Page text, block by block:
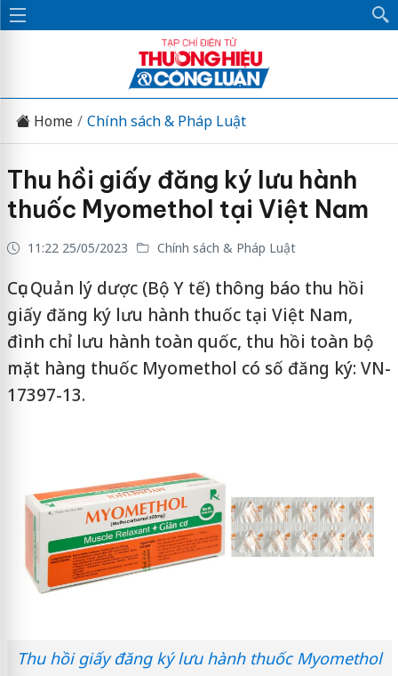
Home Chính sách & Pháp Luật
Thu hồi giấy đăng ký lưu hành
thuốc Myomethol tại Việt Nam
11:22 25/05/2023 Chính sách & Pháp Luật
Cục Quản lý dược (Bộ Y tế) thông báo thu hồi
giấy đăng ký lưu hành thuốc tại Việt Nam,
đình chỉ lưu hành toàn quốc, thu hồi toàn bộ
mặt hàng thuốc Myomethol có số đăng ký: VN-
17397-13.
Thu hồi giấy đăng ký lưu hành thuốc Myomethol